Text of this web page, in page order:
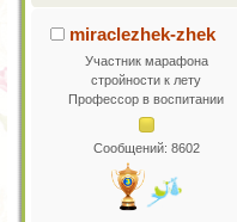
miraclezhek-zhek
Участник марафона
стройности к лету
Профессор в воспитании
Сообщений: 8602